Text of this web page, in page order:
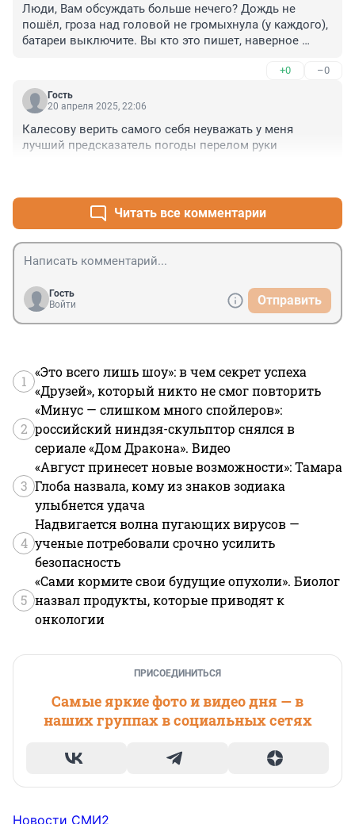
Люди, Вам обсуждать больше нечего? Дождь не
пошёл, гроза над головой не громыхнула (у каждого),
батареи выключите. Вы кто это пишет, наверное
плохой. А почему он плохой? Прогноз погоды
предсказал не верный? Петербург большой и Лен
обл.тоже. Не всегда дождь и гроза будет везде. В
черно и льёт просто сплошной стеной, а с другой
солнышко и сухо. Вот так.
+0 –0
Гость
20 апреля 2025, 22:06
Калесову верить самого себя неуважать у меня
лучший предсказатель погоды перелом руки
Читать все комментарии
Гость
Войти
Отправить
1
«Это всего лишь шоу»: в чем секрет успеха
«Друзей», который никто не смог повторить
2
«Минус — слишком много спойлеров»:
российский ниндзя-скульптор снялся в
сериале «Дом Дракона». Видео
3
«Август принесет новые возможности»: Тамара
Глоба назвала, кому из знаков зодиака
улыбнется удача
4
Надвигается волна пугающих вирусов —
ученые потребовали срочно усилить
безопасность
5
«Сами кормите свои будущие опухоли». Биолог
назвал продукты, которые приводят к
онкологии
ПРИСОЕДИНИТЬСЯ
Самые яркие фото и видео дня — в
наших группах в социальных сетях
Новости СМИ2